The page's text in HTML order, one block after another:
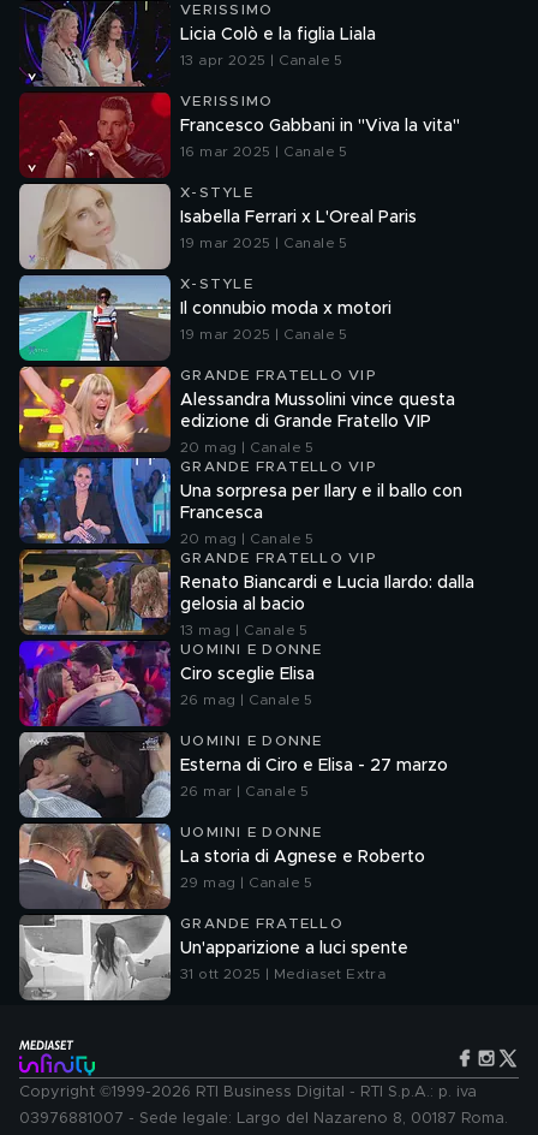
VERISSIMO
Licia Colò e la figlia Liala
13 apr 2025 | Canale 5
VERISSIMO
Francesco Gabbani in "Viva la vita"
16 mar 2025 | Canale 5
X-STYLE
Isabella Ferrari x L'Oreal Paris
19 mar 2025 | Canale 5
X-STYLE
Il connubio moda x motori
19 mar 2025 | Canale 5
GRANDE FRATELLO VIP
Alessandra Mussolini vince questa
edizione di Grande Fratello VIP
20 mag | Canale 5
GRANDE FRATELLO VIP
Una sorpresa per Ilary e il ballo con
Francesca
20 mag | Canale 5
GRANDE FRATELLO VIP
Renato Biancardi e Lucia Ilardo: dalla
gelosia al bacio
13 mag | Canale 5
UOMINI E DONNE
Ciro sceglie Elisa
26 mag | Canale 5
UOMINI E DONNE
Esterna di Ciro e Elisa - 27 marzo
26 mar | Canale 5
UOMINI E DONNE
La storia di Agnese e Roberto
29 mag | Canale 5
GRANDE FRATELLO
Un'apparizione a luci spente
31 ott 2025 | Mediaset Extra
Copyright ©1999-2026 RTI Business Digital - RTI S.p.A.: p. iva
03976881007 - Sede legale: Largo del Nazareno 8, 00187 Roma.